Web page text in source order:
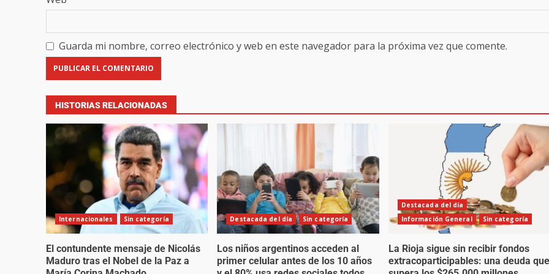
Guarda mi nombre, correo electrónico y web en este navegador para la próxima vez que comente.
HISTORIAS RELACIONADAS
Internacionales Sin categoría
El contundente mensaje de Nicolás
Maduro tras el Nobel de la Paz a
Destacada del día Sin categoría
Los niños argentinos acceden al
primer celular antes de los 10 años
Destacada del día
Información General
Sin categoría
La Rioja sigue sin recibir fondos
extracoparticipables: una deuda que